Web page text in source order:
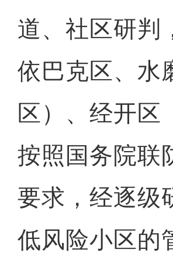
道、社区研判
依巴克区、水
区）、经开区
按照国务院联
要求，经逐级
低风险小区的